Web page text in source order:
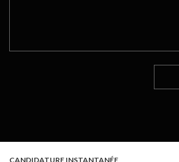
CANDIDATURE INSTANTANÉE